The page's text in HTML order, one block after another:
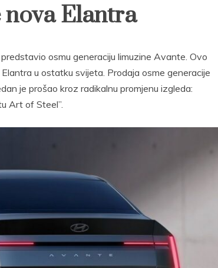
nova Elantra
osmu generaciju limuzine Avante. Ovo
u ostatku svijeta. Prodaja osme generacije
je prošao kroz radikalnu promjenu izgleda:
Art of Steel”.